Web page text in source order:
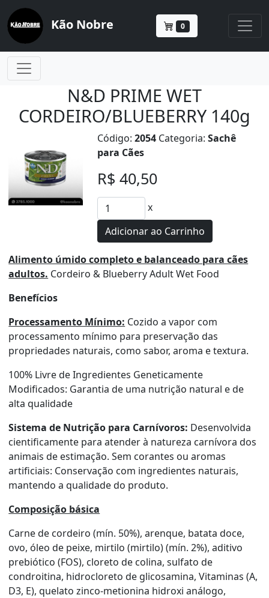
Kão Nobre 0
N&D PRIME WET
CORDEIRO/BLUEBERRY 140g
Código:2054 Categoria:Sachê
para Cães
R$ 40,50
x
Adicionar ao Carrinho
Alimento úmido completo e balanceado para cães
adultos. Cordeiro & Blueberry Adult Wet Food
Benefícios
Processamento Mínimo: Cozido a vapor com
processamento mínimo para preservação das
propriedades naturais, como sabor, aroma e textura.
100% Livre de Ingredientes Geneticamente
Modificados: Garantia de uma nutrição natural e de
alta qualidade
Sistema de Nutrição para Carnívoros: Desenvolvida
cientificamente para atender à natureza carnívora dos
animais de estimação. Sem corantes ou aromas
artificiais: Conservação com ingredientes naturais,
mantendo a qualidade do produto.
Composição básica
Carne de cordeiro (mín. 50%), arenque, batata doce,
ovo, óleo de peixe, mirtilo (mirtilo) (mín. 2%), aditivo
prebiótico (FOS), cloreto de colina, sulfato de
condroitina, hidrocloreto de glicosamina, Vitaminas (A,
D3, E), quelato zinco-metionina hidroxi análogo,